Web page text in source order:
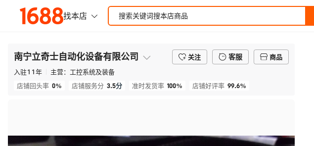
南宁立奇士自动化设备有限公司 关注 客服
商品
入驻11年 主营： 工控系统及装备
店铺回头率 0% 店铺服务分 3.5分 准时发货率 100% 店铺好评率 99.6%